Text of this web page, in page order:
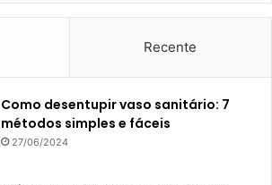
Recente
Como desentupir vaso sanitário: 7
métodos simples e fáceis
27/06/2024